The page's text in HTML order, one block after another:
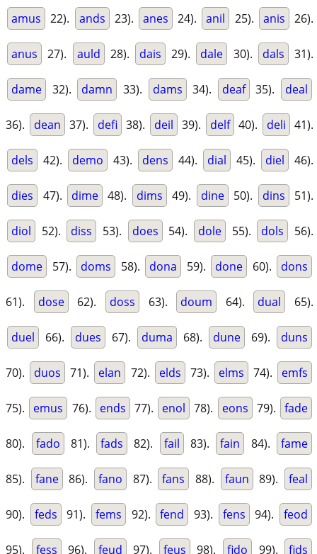
amus 22). ands 23). anes 24). anil 25). anis 26).
anus 27). auld 28). dais 29). dale 30). dals 31).
dame 32). damn 33). dams 34). deaf 35). deal
36). dean 37). defi 38). deil 39). delf 40). deli 41).
dels 42). demo 43). dens 44). dial 45). diel 46).
dies 47). dime 48). dims 49). dine 50). dins 51).
diol 52). diss 53). does 54). dole 55). dols 56).
dome 57). doms 58). dona 59). done 60). dons
61). dose 62). doss 63). doum 64). dual 65).
duel 66). dues 67). duma 68). dune 69). duns
70). duos 71). elan 72). elds 73). elms 74). emfs
75). emus 76). ends 77). enol 78). eons 79). fade
80). fado 81). fads 82). fail 83). fain 84). fame
85). fane 86). fano 87). fans 88). faun 89). feal
90). feds 91). fems 92). fend 93). fens 94). feod
95). fess 96). feud 97). feus 98). fido 99). fids